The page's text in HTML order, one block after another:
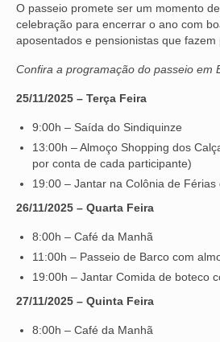
ANALISTAS JUDICIÁRIOS
ACESSIBILIDADE E
LGBTQIA+
MULHERES
OFICIAIS DE JUSTIÇA
TÉCNICOS JUDICIÁRIOS
TECNOLOGIA DA
O passeio promete ser um momento
celebração para encerrar o ano com
aposentados e pensionistas que fazem
Confira a programação do passeio em
25/11/2025 – Terça Feira
9:00h – Saída do Sindiquinze
13:00h – Almoço Shopping dos
por conta de cada participante)
19:00 – Jantar na Colônia de Férias
26/11/2025 – Quarta Feira
8:00h – Café da Manhã
11:00h – Passeio de Barco com
19:00h – Jantar Comida de boteco
27/11/2025 – Quinta Feira
8:00h – Café da Manhã